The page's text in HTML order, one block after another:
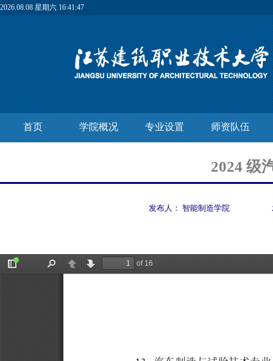
2026.08.08 星期六 16:41:47
首页 学院概况 专业设置 师资队伍
2024 级
发布人： 智能制造学院